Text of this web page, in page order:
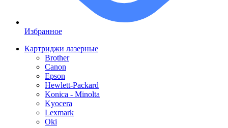
Избранное
Картриджи лазерные
Brother
Canon
Epson
Hewlett-Packard
Konica - Minolta
Kyocera
Lexmark
Oki